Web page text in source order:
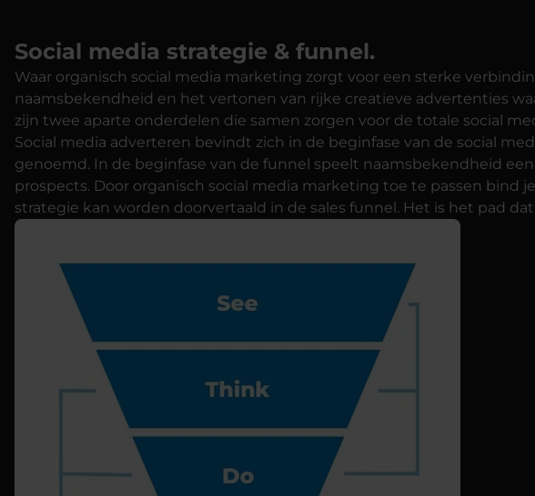
Social media strategie & funnel.
Waar organisch social media marketing zorgt voor een sterke
naamsbekendheid en het vertonen van rijke creatieve advertenties
zijn twee aparte onderdelen die samen zorgen voor de totale social
Social media adverteren bevindt zich in de beginfase van de social
genoemd. In de beginfase van de funnel speelt naamsbekendheid
prospects. Door organisch social media marketing toe te passen bind
strategie kan worden doorvertaald in de sales funnel. Het is het pad